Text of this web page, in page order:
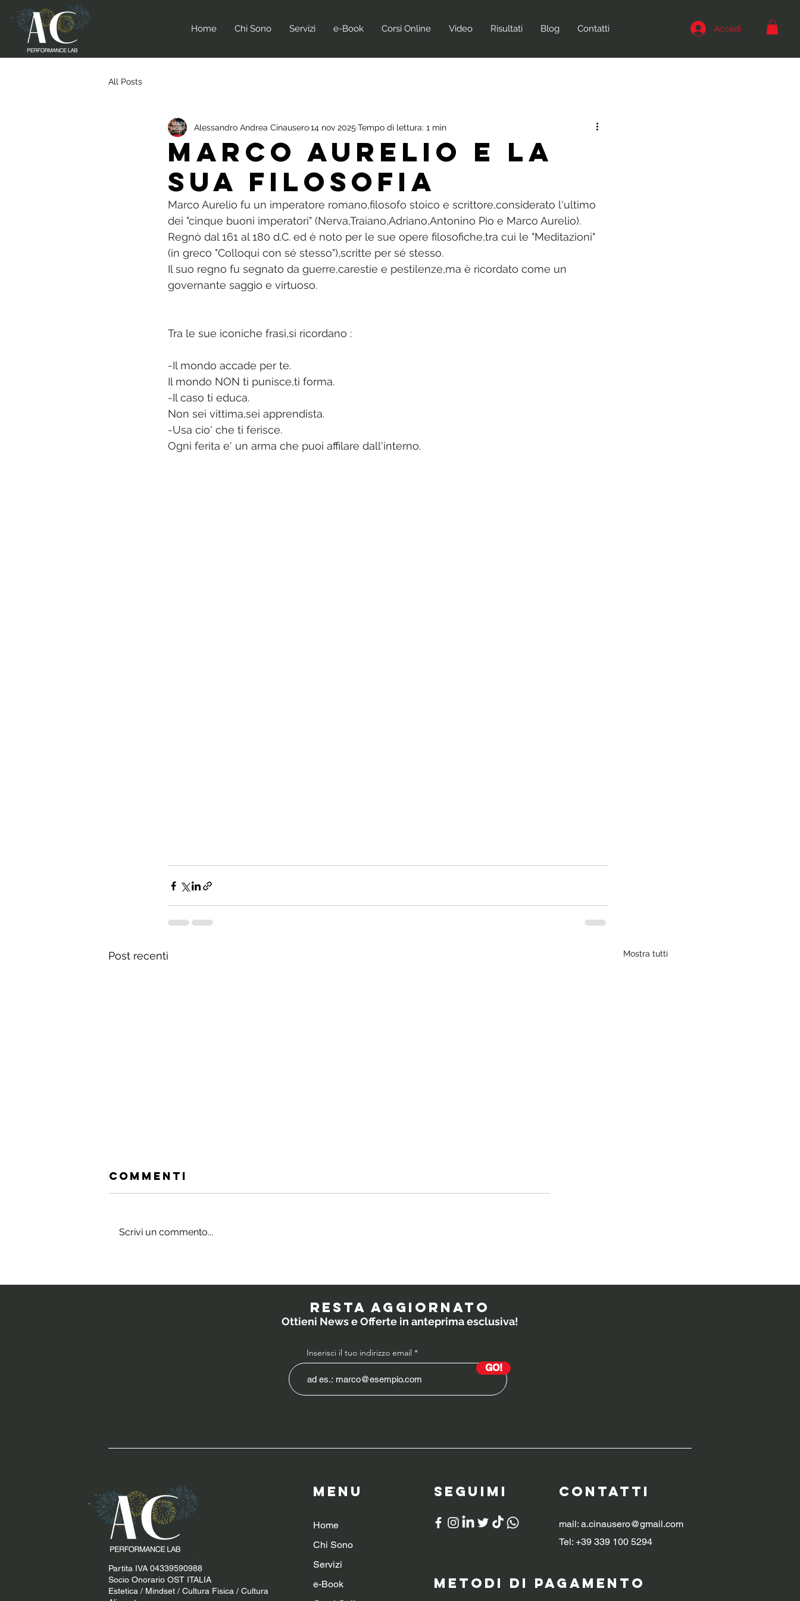
Home Chi Sono Servizi e-Book Corsi Online Video Risultati Blog Contatti Accedi
All Posts
Marco Aurelio e la
sua filosofia
Alessandro Andrea Cinausero14 nov 2025 Tempo di lettura: 1 min
Marco Aurelio fu un imperatore romano,filosofo stoico e scrittore,considerato l'ultimo
dei "cinque buoni imperatori" (Nerva,Traiano,Adriano,Antonino Pio e Marco Aurelio).
Regnò dal 161 al 180 d.C. ed è noto per le sue opere filosofiche,tra cui le "Meditazioni"
(in greco "Colloqui con sé stesso"),scritte per sé stesso.
Il suo regno fu segnato da guerre,carestie e pestilenze,ma è ricordato come un
governante saggio e virtuoso.
Tra le sue iconiche frasi,si ricordano :
-Il mondo accade per te.
Il mondo NON ti punisce,ti forma.
-Il caso ti educa.
Non sei vittima,sei apprendista.
-Usa cio' che ti ferisce.
Ogni ferita e' un arma che puoi affilare dall'interno.
Post recenti Mostra tutti
che stimolano
probiotici
medici ai
bambini?
POWERBUILDING
Commenti
Scrivi un commento...
RESTA AGGIORNATO
Ottieni News e Offerte in anteprima esclusiva!
Inserisci il tuo indirizzo email
GO!
Partita IVA 04339590988
Socio Onorario OST ITALIA
Estetica / Mindset / Cultura Fisica / Cultura
Menu
Home
Chi Sono
Servizi
e-Book
SeguiMI CONTATTI
mail: a.cinausero@gmail.com
Tel: +39 339 100 5294
Metodi di pagamento